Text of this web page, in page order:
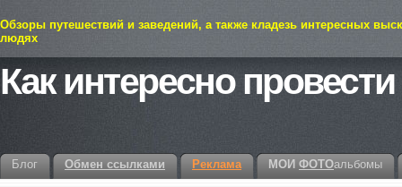
Обзоры путешествий и заведений, а также кладезь интересных
людях
Как интересно
Блог Обмен ссылками Реклама МОИ ФОТОальбомы